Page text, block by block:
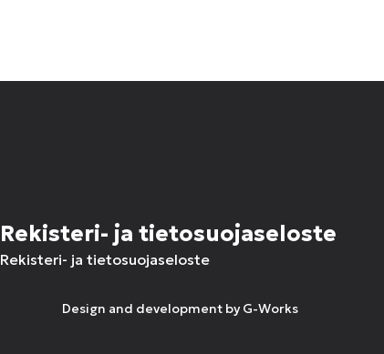
Rekisteri- ja tietosuojaseloste
Rekisteri- ja tietosuojaseloste
Design and development by G-Works